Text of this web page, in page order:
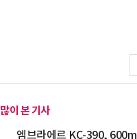
많이 본 기사
엠브라에르 KC-390,